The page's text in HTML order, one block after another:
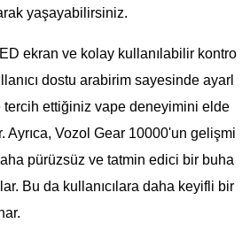
yaşayabilirsiniz.
ekran ve kolay kullanılabilir kontro
dostu arabirim sayesinde ayarl
tercih ettiğiniz vape deneyimini elde
Ayrıca, Vozol Gear 10000'un gelişmi
pürüzsüz ve tatmin edici bir buha
Bu da kullanıcılara daha keyifli bir